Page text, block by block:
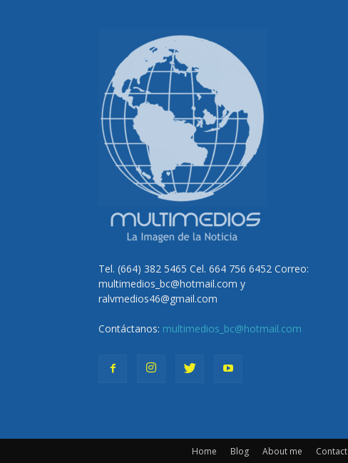
Tel. (664) 382 5465 Cel. 664 756 6452 Correo:
multimedios_bc@hotmail.com y
ralvmedios46@gmail.com
Contáctanos: multimedios_bc@hotmail.com
Home Blog About me Contact